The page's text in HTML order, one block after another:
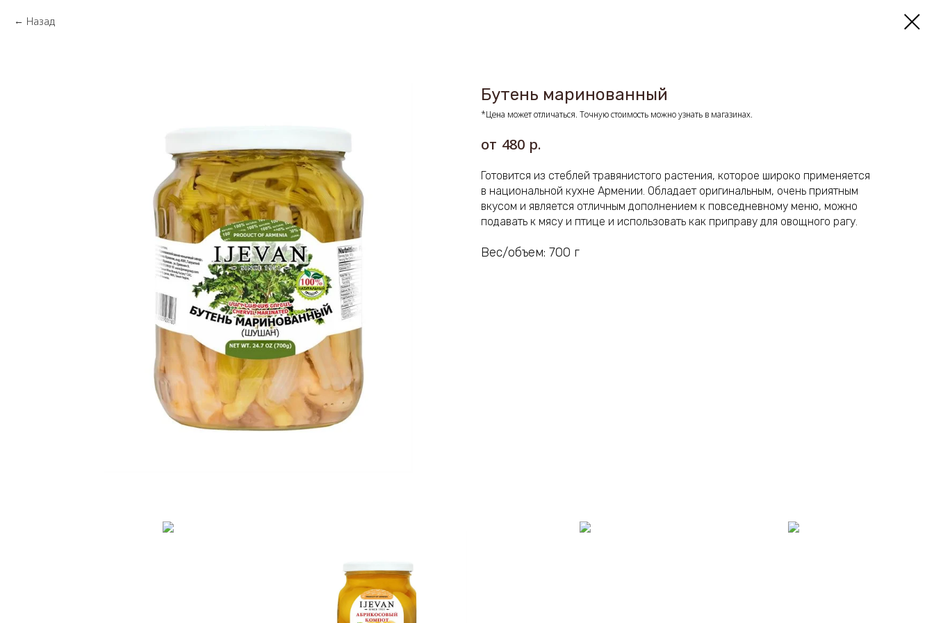
Назад
Бутень маринованный
*Цена может отличаться. Точную стоимость можно узнать в магазинах.
480 р.
Готовится из стеблей травянистого растения, которое широко применяется
в национальной кухне Армении. Обладает оригинальным, очень приятным
вкусом и является отличным дополнением к повседневному меню, можно
подавать к мясу и птице и использовать как приправу для овощного рагу.
Вес/объем: 700 г